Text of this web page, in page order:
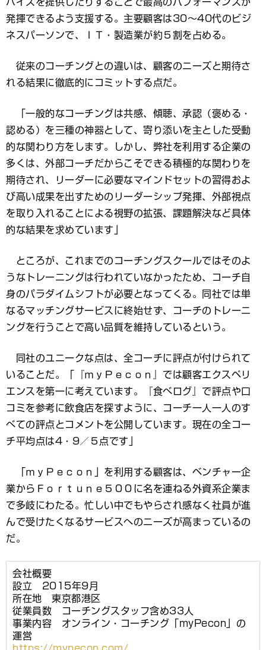
バイスを提供したりすることで最高のパフォーマンスが
発揮できるよう支援する。主要顧客は30～40代のビジ
ネスパーソンで、ＩＴ・製造業が約５割を占める。
従来のコーチングとの違いは、顧客のニーズと期待さ
れる結果に徹底的にコミットする点だ。
「一般的なコーチングは共感、傾聴、承認（褒める・
認める）を三種の神器として、寄り添いを主とした受動
的な関わり方をします。しかし、弊社を利用する企業の
多くは、外部コーチだからこそできる積極的な関わりを
期待され、リーダーに必要なマインドセットの習得およ
び高い成果を出すためのリーダーシップ発揮、外部視点
を取り入れることによる視野の拡張、課題解決など具体
的な結果を求めています」
ところが、これまでのコーチングスクールではそのよ
うなトレーニングは行われていなかったため、コーチ自
身のパラダイムシフトが必要となってくる。同社では単
なるマッチングサービスに終始せず、コーチのトレーニ
ングを行うことで高い品質を維持しているという。
同社のユニークな点は、全コーチに評点が付けられて
いることだ。「『ｍｙＰｅｃｏｎ』では顧客エクスペリ
エンスを第一に考えています。『食べログ』で評点や口
コミを参考に飲食店を探すように、コーチ一人一人のす
べての評点とコメントを公開しています。現在の全コー
チ平均点は4・9／５点です」
「ｍｙＰｅｃｏｎ」を利用する顧客は、ベンチャー企
業からＦｏｒｔｕｎｅ５００に名を連ねる外資系企業ま
で多岐にわたる。忙しい中でもやらされ感なく社員が進
んで受けたくなるサービスへのニーズが高まっているの
だ。
会社概要
設立 2015年9月
所在地 東京都港区
従業員数 コーチングスタッフ含め33人
事業内容 オンライン・コーチング「myPecon」の
運営